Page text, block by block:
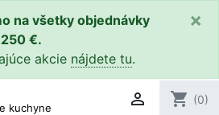
na všetky objednávky
250 €.
akcie nájdete tu.
×
kuchyne  shopping_cart (0)